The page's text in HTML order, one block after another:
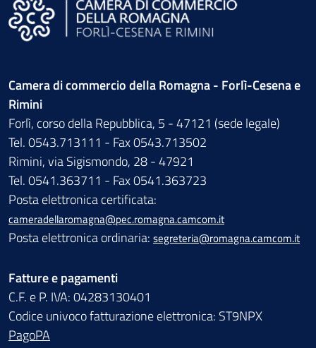
Camera di commercio della Romagna - Forlì-Cesena e
Rimini
Forlì, corso della Repubblica, 5 - 47121 (sede legale)
Tel. 0543.713111 - Fax 0543.713502
Rimini, via Sigismondo, 28 - 47921
Tel. 0541.363711 - Fax 0541.363723
Posta elettronica certificata:
cameradellaromagna@pec.romagna.camcom.it
Posta elettronica ordinaria: segreteria@romagna.camcom.it
Fatture e pagamenti
C.F. e P. IVA: 04283130401
Codice univoco fatturazione elettronica: ST9NPX
PagoPA